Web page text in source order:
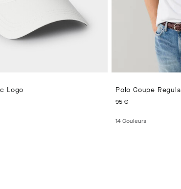
Logo
95 €
14Couleurs